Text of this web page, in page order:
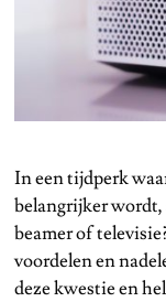
In een tijdperk
belangrijker wordt,
beamer of
voordelen en
deze kwestie en